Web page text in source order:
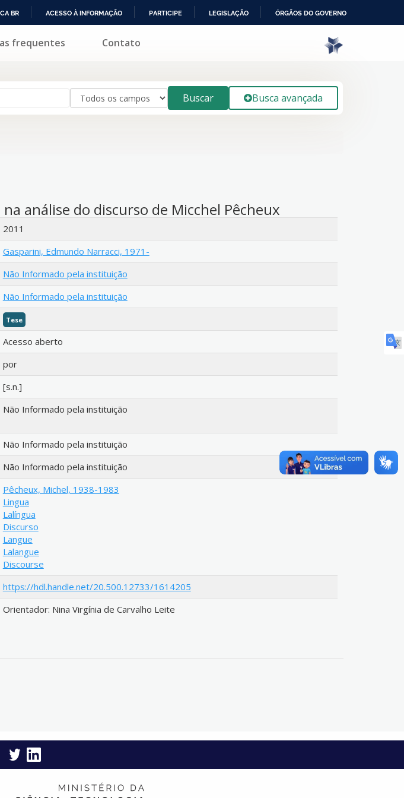
PARA
BR ACESSO À INFORMAÇÃO PARTICIPE LEGISLAÇÃO ÓRGÃOS DO GOVERNO
frequentes Contato
Buscar Busca avançada
análise do discurso de Micchel Pêcheux
2011
Gasparini, Edmundo Narracci, 1971-
Não Informado pela instituição
Não Informado pela instituição
Tese
Acesso aberto
por
[s.n.]
Não Informado pela instituição
Não Informado pela instituição
Não Informado pela instituição
Pêcheux, Michel, 1938-1983
Lingua
Lalíngua
Discurso
Langue
Lalangue
Discourse
https://hdl.handle.net/20.500.12733/1614205
Orientador: Nina Virgínia de Carvalho Leite